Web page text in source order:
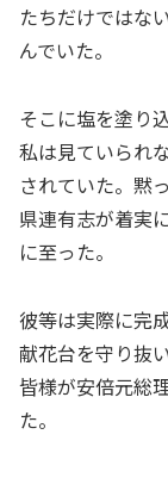
たちだけではな
んでいた。
そこに塩を塗り
私は見ていられ
されていた。黙
県連有志が着実
に至った。
彼等は実際に完
献花台を守り抜
皆様が安倍元総
た。